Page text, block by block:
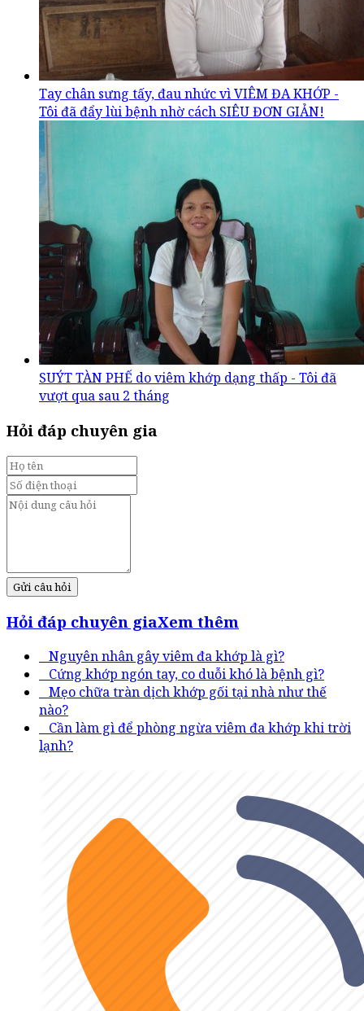
Tay chân sưng tấy, đau nhức vì VIÊM ĐA KHỚP -
Tôi đã đẩy lùi bệnh nhờ cách SIÊU ĐƠN GIẢN!
SUÝT TÀN PHẾ do viêm khớp dạng thấp - Tôi đã
vượt qua sau 2 tháng
Hỏi đáp chuyên gia
Gửi câu hỏi
Hỏi đáp chuyên giaXem thêm
Nguyên nhân gây viêm đa khớp là gì?
Cứng khớp ngón tay, co duỗi khó là bệnh gì?
Mẹo chữa tràn dịch khớp gối tại nhà như thế
nào?
Cần làm gì để phòng ngừa viêm đa khớp khi trời
lạnh?